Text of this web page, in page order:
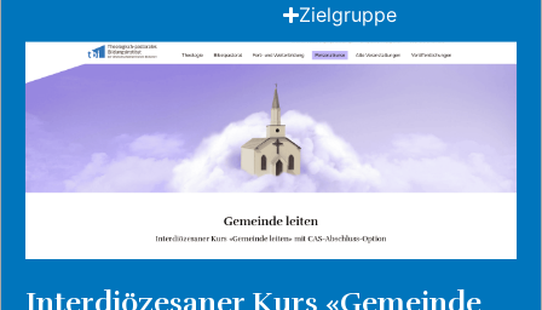
Zielgruppe
Interdiözesaner Kurs «Gemeinde